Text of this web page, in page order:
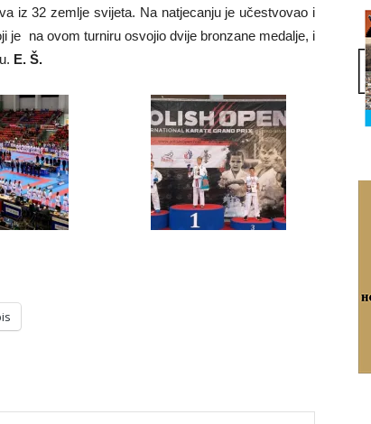
iz 32 zemlje svijeta. Na natjecanju je učestvovao i
je na ovom turniru osvojio dvije bronzane medalje, i
E. Š.